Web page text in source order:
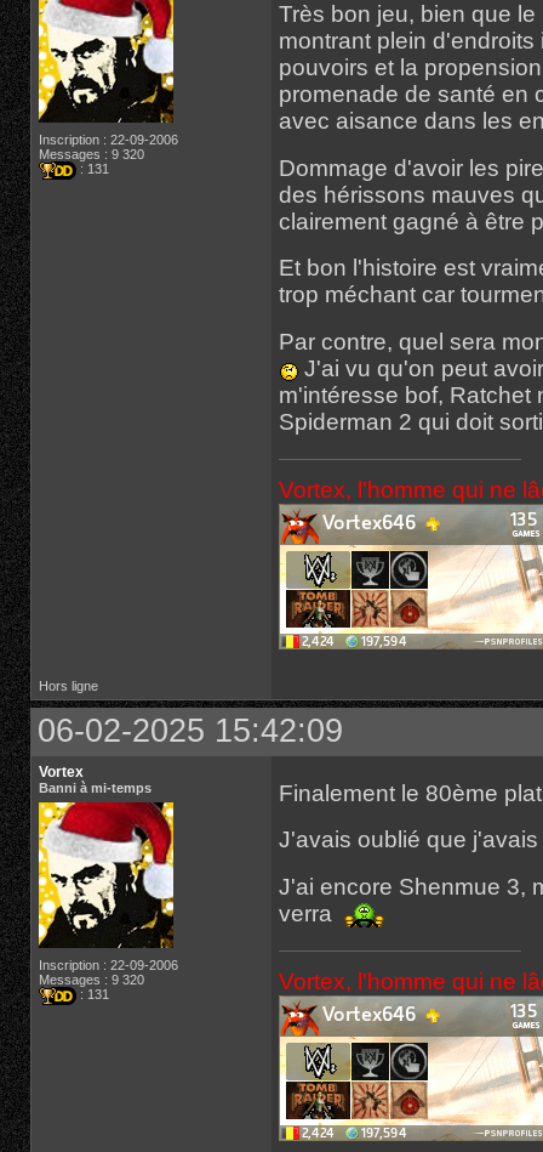
Inscription : 22-09-2006
Messages : 9 320
: 131
Très bon jeu, bien que
montrant plein
pouvoirs et la
promenade de santé en
avec aisance dans les
Dommage d'avoir les
des hérissons mauves
clairement gagné à être
Et bon l'histoire est
trop méchant car
Par contre, quel sera
J'ai vu qu'on peut
m'intéresse bof, Ratchet
Spiderman 2 qui doit
Vortex, l'homme qui ne
Hors ligne
06-02-2025 15:42:09
Vortex
Banni à mi-temps
Inscription : 22-09-2006
Messages : 9 320
: 131
Finalement le 80ème
J'avais oublié que
J'ai encore Shenmue 3,
verra
Vortex, l'homme qui ne